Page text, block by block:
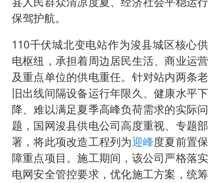
保驾护航。
110千伏城北变电站作为浚县城区核心供
电枢纽，承担着周边居民生活、商业运营
及重点单位的供电重任。针对站内两条老
旧出线间隔设备运行年限久、健康水平下
降、难以满足夏季高峰负荷需求的实际问
题，国网浚县供电公司高度重视、专题部
署，将此项改造工程列为迎峰度夏前置保
障重点项目。施工期间，该公司严格落实
电网安全管控要求，优化施工方案，统筹